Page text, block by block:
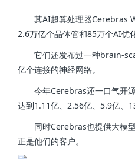
其AI超算处理器Cerebras
2.6万亿个晶体管和85万个AI优
它们还发布过一种brain-
亿个连接的神经网络。
今年Cerebras还一口气开源
达到1.11亿、2.56亿、5.9亿、
同时Cerebras也提供大模型
正是他们的客户。